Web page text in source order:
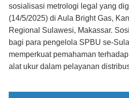
sosialisasi metrologi legal yang
(14/5/2025) di Aula Bright Gas,
Regional Sulawesi, Makassar.
bagi para pengelola SPBU se-
memperkuat pemahaman
alat ukur dalam pelayanan